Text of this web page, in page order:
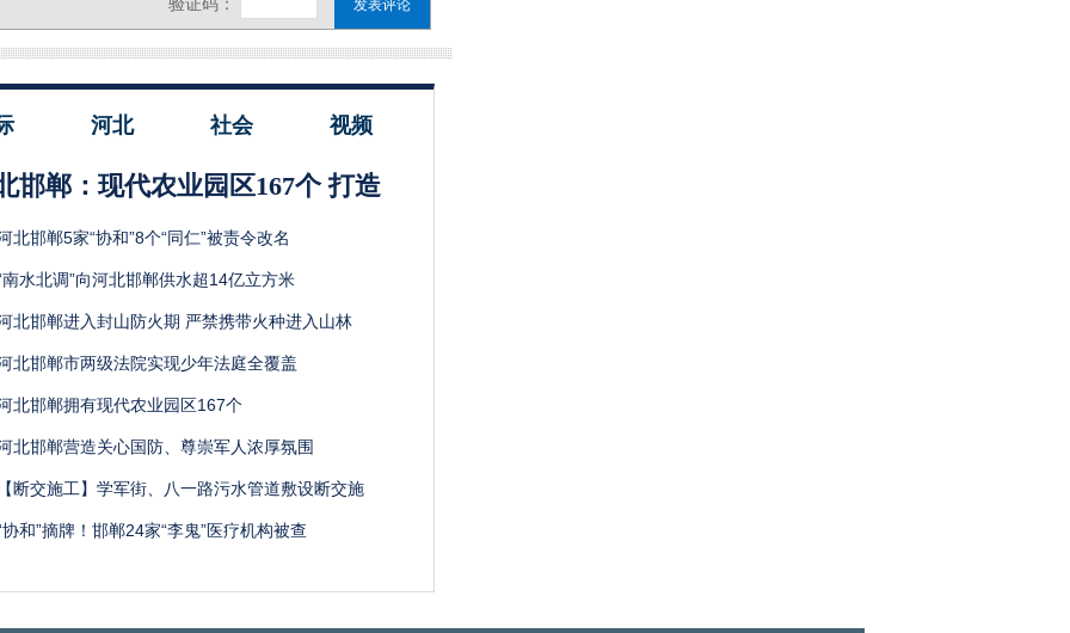
河北 社会 视频
邯郸：现代农业园区167个 打造
北邯郸5家“协和”8个“同仁”被责令改名
南水北调”向河北邯郸供水超14亿立方米
北邯郸进入封山防火期 严禁携带火种进入山林
北邯郸市两级法院实现少年法庭全覆盖
北邯郸拥有现代农业园区167个
北邯郸营造关心国防、尊崇军人浓厚氛围
断交施工】学军街、八一路污水管道敷设断交施
协和”摘牌！邯郸24家“李鬼”医疗机构被查